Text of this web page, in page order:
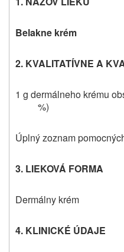
Belakne krém
2. KVALITATÍVNE A
1 g dermálneho krému
%)
Úplný zoznam
3. LIEKOVÁ FORMA
Dermálny krém
4. KLINICKÉ ÚDAJE